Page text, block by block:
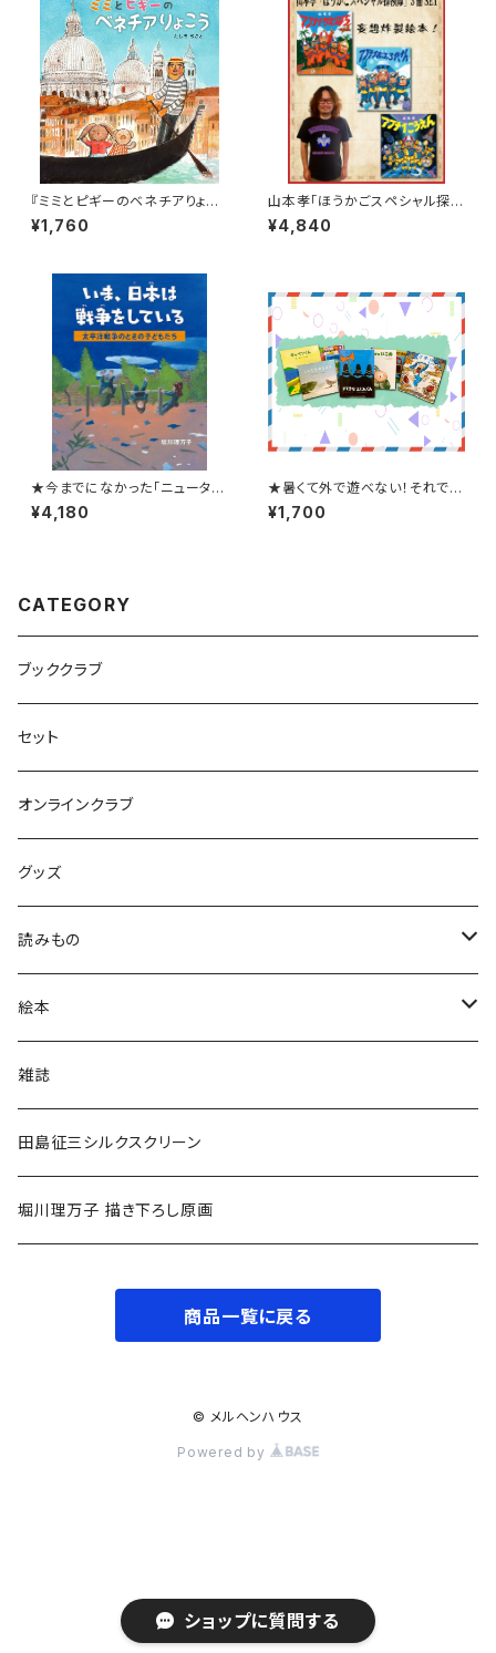
ショップに質問する
『ミミとピギーのベネチアりょこ
う』
¥1,760
山本孝「ほうかごスペシャル探検
隊」3冊SET
¥4,840
★今までになかった「ニュータイ
プ」の戦争の絵本★『いま、日本
は戦争をしている ―太平洋戦争
¥4,180
★暑くて外で遊べない！それでは
おうちで絵本タイム！★【8月スタ
ート！】4〜5才ブッククラブ(絵本
¥1,700
CATEGORY
ブッククラブ
セット
オンラインクラブ
グッズ
読みもの
小学低学年〜
小学中学年〜
小学高学年〜
中高生〜
絵本
0〜2歳〜
3〜5歳〜
小学低学年〜
小学高学年〜
雑誌
田島征三シルクスクリーン
堀川理万子 描き下ろし原画
商品一覧に戻る
© メルヘンハウス
Powered by